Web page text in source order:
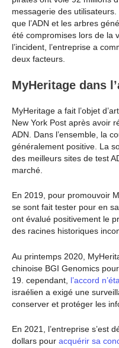
messagerie des
que l’ADN et les arbres
été compromises lors de la
l’incident, l’entreprise a
deux facteurs.
MyHeritage dans
MyHeritage a fait l’objet
New York Post après avoir
ADN. Dans l’ensemble, la
généralement positive. La
des meilleurs sites de test
marché.
En 2019, pour promouvoir
se sont fait tester pour en
ont évalué positivement le
des racines historiques
Au printemps 2020,
chinoise BGI Genomics
19. cependant, l’accord
israélien a exigé une
conserver et protéger les
En 2021, l’entreprise s’est
dollars pour acquérir sa